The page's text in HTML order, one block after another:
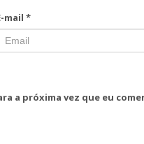
mail *
a próxima vez que eu